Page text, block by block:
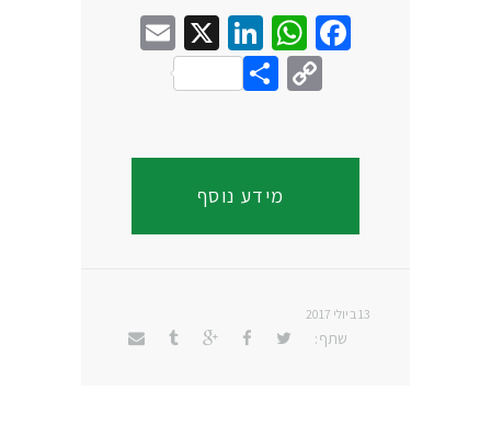
Facebook
WhatsApp
LinkedIn
X
Copy
Share
מידע נוסף
13 ביולי 2017
שתף: